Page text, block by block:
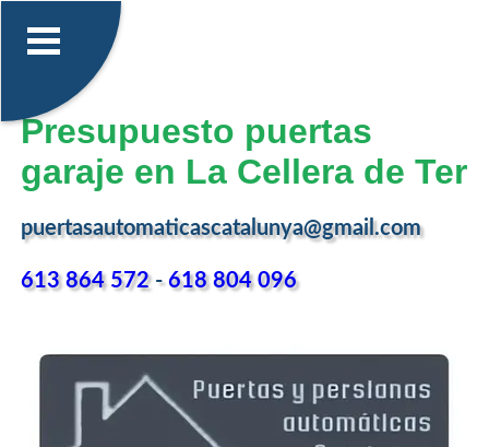
Presupuesto puertas
garaje en La Cellera de Ter
puertasautomaticascatalunya@gmail.com
613 864 572-618 804 096